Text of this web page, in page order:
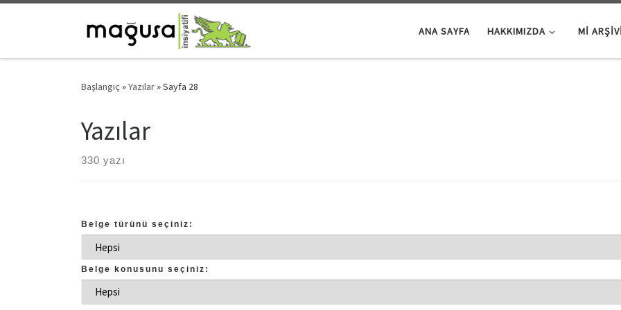
ANA SAYFA HAKKIMIZDA Mİ
Başlangıç »Yazılar»Sayfa 28
Yazılar
330 yazı
Belge türünü seçiniz:
Belge konusunu seçiniz: